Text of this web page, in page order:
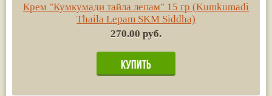
Крем "Кумкумади тайла лепам" 15 гр (Kumkumadi
Thaila Lepam SKM Siddha)
270.00 руб.